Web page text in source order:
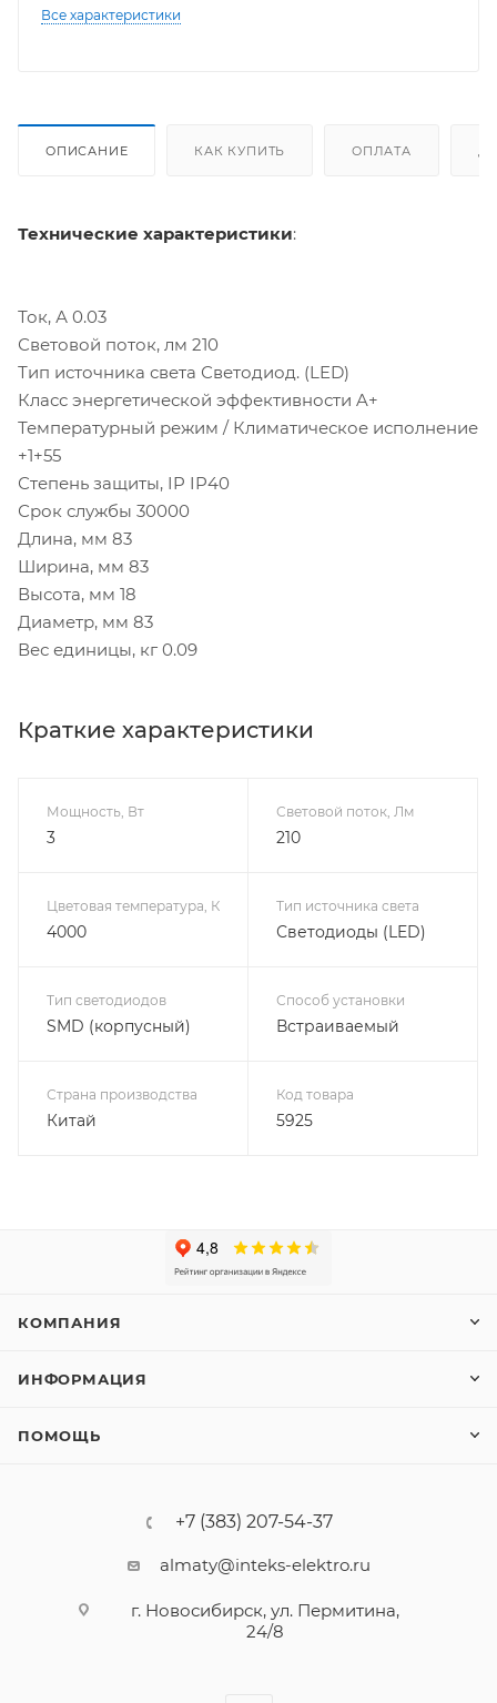
Все характеристики
ОПИСАНИЕ КАК КУПИТЬ ОПЛАТА
Технические характеристики:
Ток, А 0.03
Световой поток, лм 210
Тип источника света Светодиод. (LED)
Класс энергетической эффективности A+
Температурный режим / Климатическое исполнение
+1+55
Степень защиты, IP IP40
Срок службы 30000
Длина, мм 83
Ширина, мм 83
Высота, мм 18
Диаметр, мм 83
Вес единицы, кг 0.09
Краткие характеристики
Мощность, Вт
3
Световой поток, Лм
210
Цветовая температура, К
4000
Тип источника света
Светодиоды (LED)
Тип светодиодов
SMD (корпусный)
Способ установки
Встраиваемый
Страна производства
Китай
Код товара
5925
КОМПАНИЯ
ИНФОРМАЦИЯ
ПОМОЩЬ
+7 (383) 207-54-37
almaty@inteks-elektro.ru
г. Новосибирск, ул. Пермитина,
24/8